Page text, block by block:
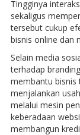
Tingginya
sekaligus
tersebut cukup
bisnis online dan
Selain media
terhadap
membantu bisnis
menjalankan
melalui mesin
keberadaan
membangun